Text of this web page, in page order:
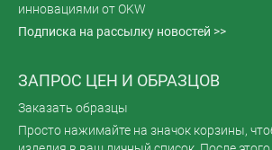
инновациями от OKW
Подписка на рассылку новостей >>
ЗАПРОС ЦЕН И ОБРАЗЦОВ
Заказать образцы
Просто нажимайте на значок корзины,